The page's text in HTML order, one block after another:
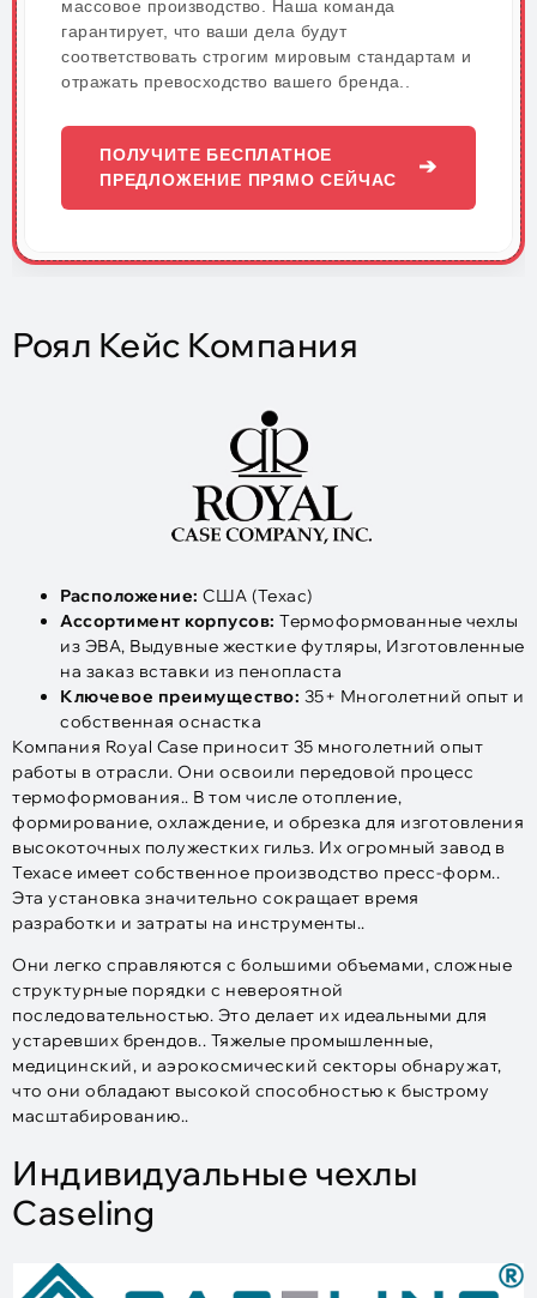
массовое производство. Наша команда
гарантирует, что ваши дела будут
соответствовать строгим мировым стандартам и
отражать превосходство вашего бренда..
ПОЛУЧИТЕ БЕСПЛАТНОЕ
ПРЕДЛОЖЕНИЕ ПРЯМО СЕЙЧАС
➔
Роял Кейс Компания
Расположение: США (Техас)
Ассортимент корпусов: Термоформованные чехлы
из ЭВА, Выдувные жесткие футляры, Изготовленные
на заказ вставки из пенопласта
Ключевое преимущество: 35+ Многолетний опыт и
собственная оснастка
Компания Royal Case приносит 35 многолетний опыт
работы в отрасли. Они освоили передовой процесс
термоформования.. В том числе отопление,
формирование, охлаждение, и обрезка для изготовления
высокоточных полужестких гильз. Их огромный завод в
Техасе имеет собственное производство пресс-форм..
Эта установка значительно сокращает время
разработки и затраты на инструменты..
Они легко справляются с большими объемами, сложные
структурные порядки с невероятной
последовательностью. Это делает их идеальными для
устаревших брендов.. Тяжелые промышленные,
медицинский, и аэрокосмический секторы обнаружат,
что они обладают высокой способностью к быстрому
масштабированию..
Индивидуальные чехлы
Caseling